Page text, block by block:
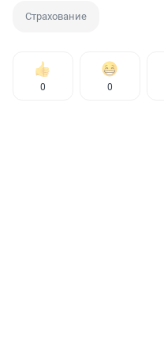
Страхование
0 0